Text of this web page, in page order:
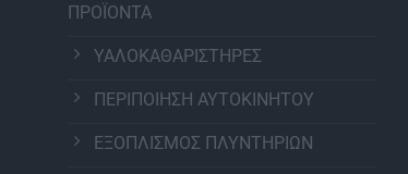
ΠΡΟΪΟΝΤΑ
ΥΑΛΟΚΑΘΑΡΙΣΤΗΡΕΣ
ΠΕΡΙΠΟΙΗΣΗ ΑΥΤΟΚΙΝΗΤΟΥ
ΕΞΟΠΛΙΣΜΟΣ ΠΛΥΝΤΗΡΙΩΝ